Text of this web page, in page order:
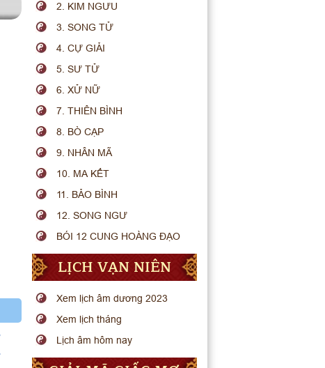
2. KIM NGƯU
3. SONG TỬ
4. CỰ GIẢI
5. SƯ TỬ
6. XỬ NỮ
7. THIÊN BÌNH
8. BÒ CẠP
9. NHÂN MÃ
10. MA KẾT
11. BẢO BÌNH
12. SONG NGƯ
BÓI 12 CUNG HOÀNG ĐẠO
LỊCH VẠN NIÊN
Xem lịch âm dương 2023
Xem lịch tháng
Lịch âm hôm nay